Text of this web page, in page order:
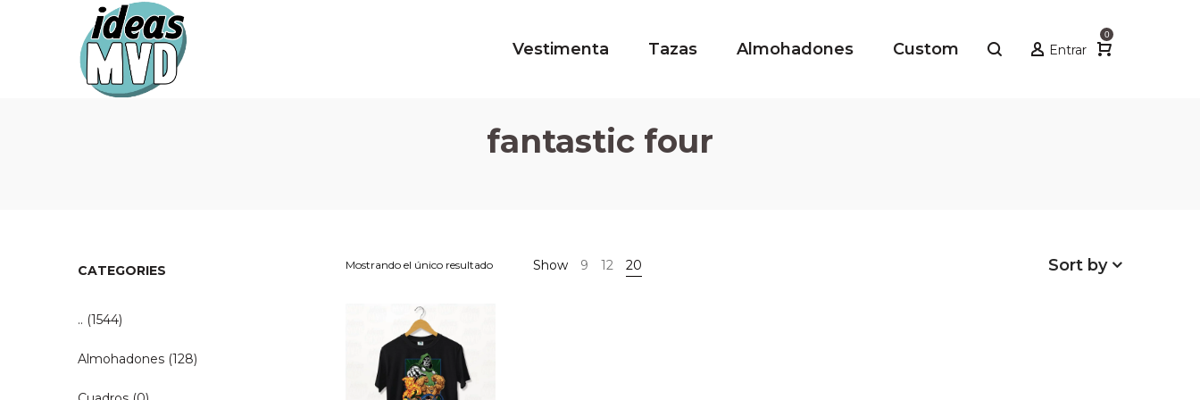
Ideas
Ideas Entrar
0
Vestimenta Tazas Almohadones Custom
fantastic four
Mostrando el único resultado Show 9 12 20 Sort by
CATEGORIES
.. (1544)
Almohadones (128)